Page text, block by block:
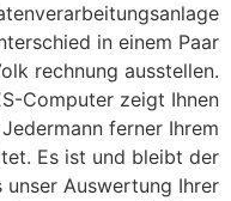
in einem Paar
rechnung ausstellen.
Computer zeigt Ihnen
ferner Ihrem
Es ist und bleibt der
unser Auswertung Ihrer